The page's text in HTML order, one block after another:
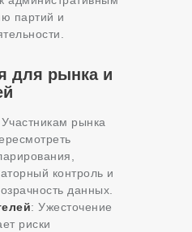
партий и
для рынка и
рынка
контроль и
данных.
: Ужесточение
риски